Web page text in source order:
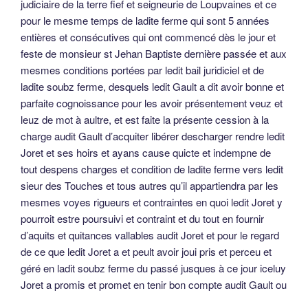
judiciaire de la terre fief et seigneurie de Loupvaines et ce
pour le mesme temps de ladite ferme qui sont 5 années
entières et consécutives qui ont commencé dès le jour et
feste de monsieur st Jehan Baptiste dernière passée et aux
mesmes conditions portées par ledit bail juridiciel et de
ladite soubz ferme, desquels ledit Gault a dit avoir bonne et
parfaite cognoissance pour les avoir présentement veuz et
leuz de mot à aultre, et est faite la présente cession à la
charge audit Gault d’acquiter libérer descharger rendre ledit
Joret et ses hoirs et ayans cause quicte et indempne de
tout despens charges et condition de ladite ferme vers ledit
sieur des Touches et tous autres qu’il appartiendra par les
mesmes voyes rigueurs et contraintes en quoi ledit Joret y
pourroit estre poursuivi et contraint et du tout en fournir
d’aquits et quitances vallables audit Joret et pour le regard
de ce que ledit Joret a et peult avoir joui pris et perceu et
géré en ladit soubz ferme du passé jusques à ce jour iceluy
Joret a promis et promet en tenir bon compte audit Gault ou